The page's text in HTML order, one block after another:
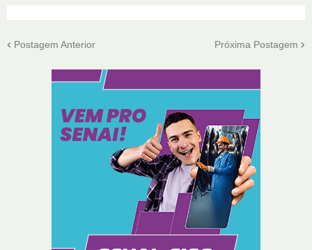
Postagem Anterior Próxima Postagem